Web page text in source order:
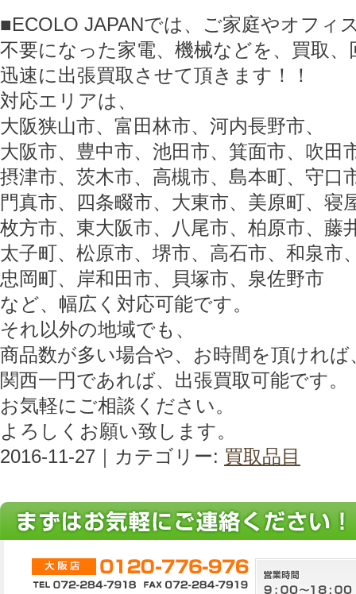
■ECOLO JAPANでは、ご家庭やオフィ
不要になった家電、機械などを、買取
迅速に出張買取させて頂きます！！
対応エリアは、
大阪狭山市、富田林市、河内長野市、
大阪市、豊中市、池田市、箕面市、吹田
摂津市、茨木市、高槻市、島本町、守口
門真市、四条畷市、大東市、美原町、寝
枚方市、東大阪市、八尾市、柏原市、藤
太子町、松原市、堺市、高石市、和泉市
忠岡町、岸和田市、貝塚市、泉佐野市
など、幅広く対応可能です。
それ以外の地域でも、
商品数が多い場合や、お時間を頂ければ
関西一円であれば、出張買取可能です。
お気軽にご相談ください。
よろしくお願い致します。
2016-11-27｜カテゴリー: 買取品目